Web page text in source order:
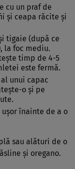
cu un praf de
și ceapa răcite și
tigaie (după ce
la foc mediu.
timp de 4-5
este fermă.
unui capac
o și pe
ușor înainte de a o
sau alături de o
și oregano.